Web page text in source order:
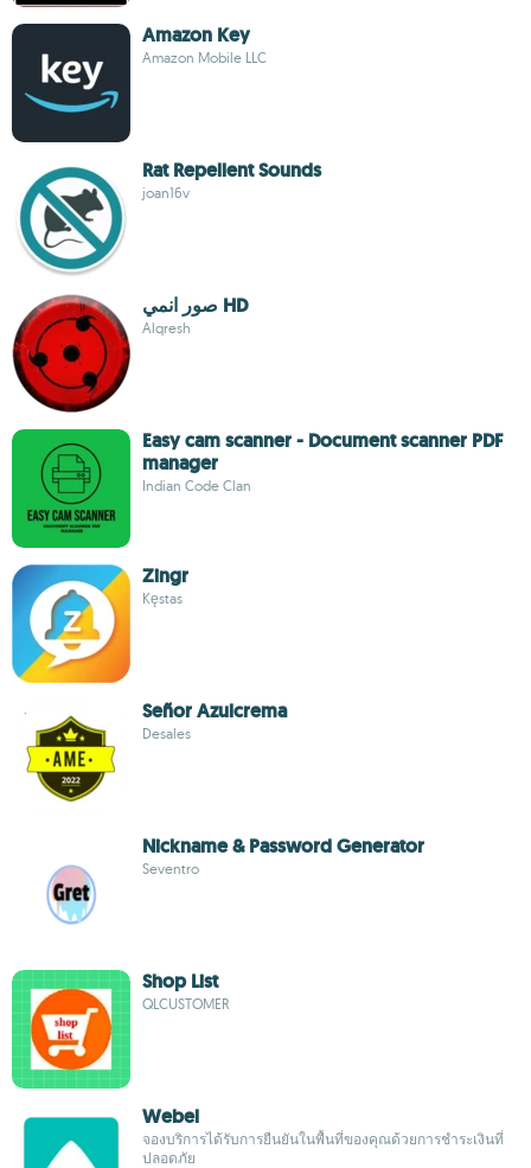
Amazon Key
Amazon Mobile LLC
Rat Repellent Sounds
joan16v
صور انمي HD
Alqresh
Easy cam scanner - Document scanner PDF
manager
Indian Code Clan
Zingr
Kęstas
Señor Azulcrema
Desales
Nickname & Password Generator
Seventro
Shop List
QLCUSTOMER
Webel
จองบริการได้รับการยืนยันในพื้นที่ของคุณด้วยการชำระเงินที่
ปลอดภัย